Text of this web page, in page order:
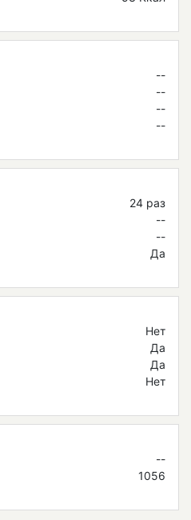
--
--
--
--
24 раз
--
--
Да
Нет
Да
Да
Нет
--
1056